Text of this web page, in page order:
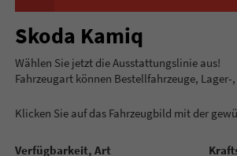
Skoda Kamiq
Wählen Sie jetzt
Fahrzeugart können Bestellfahrzeuge,
Klicken Sie auf das Fahrzeugbild mit der
Verfügbarkeit, Art